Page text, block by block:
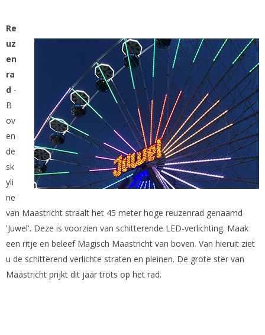
Re
uz
en
ra
d -
B
ov
en
de
sk
yli
ne
van Maastricht straalt het 45 meter hoge reuzenrad genaamd
'Juwel'. Deze is voorzien van schitterende LED-verlichting. Maak
een ritje en beleef Magisch Maastricht van boven. Van hieruit ziet
u de schitterend verlichte straten en pleinen. De grote ster van
Maastricht prijkt dit jaar trots op het rad.